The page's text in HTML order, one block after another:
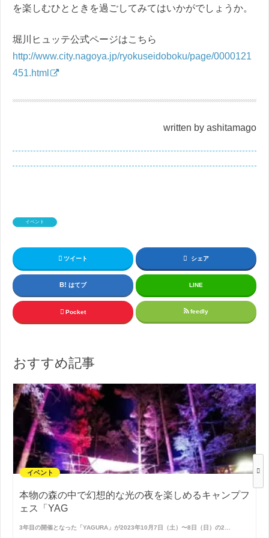
を楽しむひとときを過ごしてみてはいかがでしょうか。
堀川ヒュッテ公式ページはこちら
http://www.city.nagoya.jp/ryokuseidoboku/page/0000121
451.html
written by ashitamago
イベント
ツイート シェア
はてブ LINE
Pocket feedly
おすすめ記事
イベント
本物の森の中で幻想的な光の夜を楽しめるキャンプフ
ェス「YAG
3年目の開催となった「YAGURA」が2023年10月7日（土）〜8日（日）の2…